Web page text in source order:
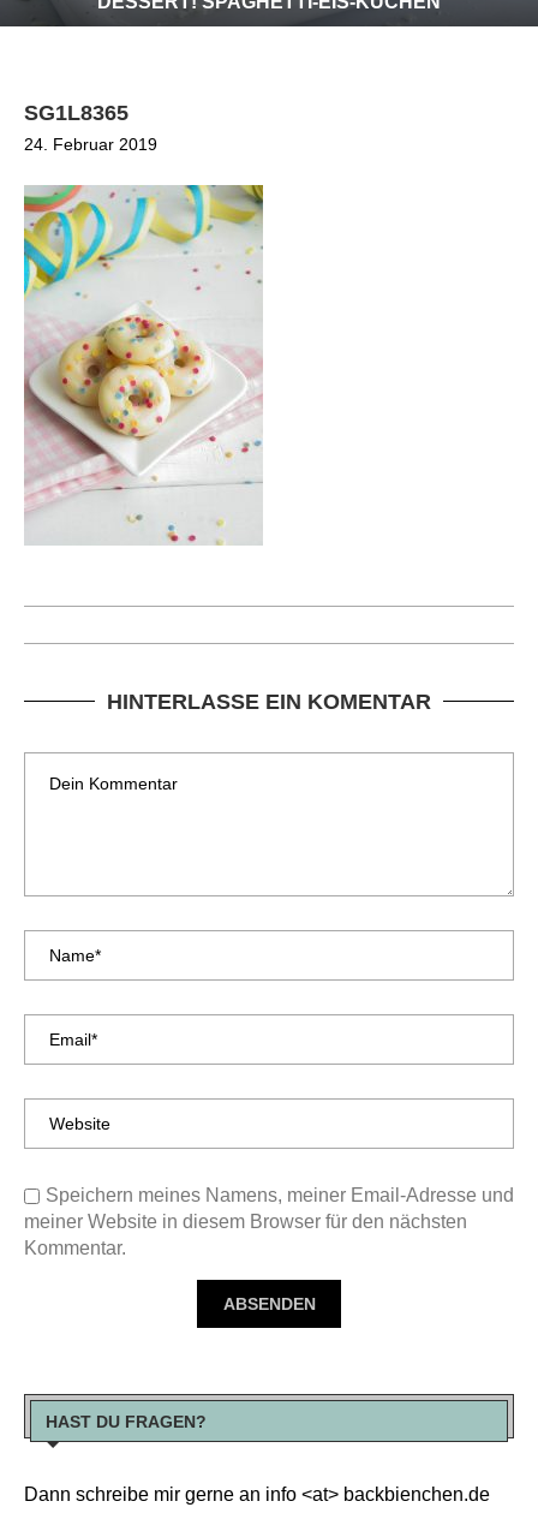
SG1L8365
24. Februar 2019
HINTERLASSE EIN KOMENTAR
Speichern meines Namens, meiner Email-Adresse und
meiner Website in diesem Browser für den nächsten
Kommentar.
HAST DU FRAGEN?
Dann schreibe mir gerne an info <at> backbienchen.de